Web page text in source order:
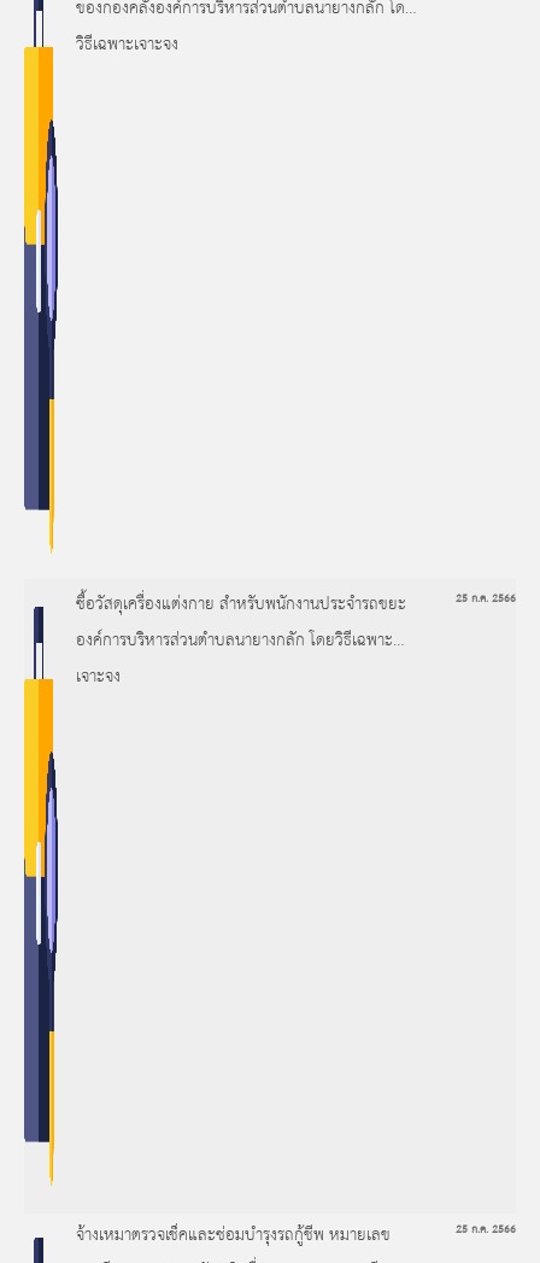
ของกองคลังองค์การบริหารส่วนตำบลนายางกลัก โดย
วิธีเฉพาะเจาะจง
ซื้อวัสดุเครื่องแต่งกาย สำหรับพนักงานประจำรถขยะ
องค์การบริหารส่วนตำบลนายางกลัก โดยวิธีเฉพาะ
เจาะจง
25 ก.ค. 2566
จ้างเหมาตรวจเช็คและซ่อมบำรุงรถกู้ชีพ หมายเลข
25 ก.ค. 2566